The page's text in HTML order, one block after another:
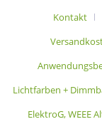
Kontakt
Lichtfarben +
ElektroG, WEEE